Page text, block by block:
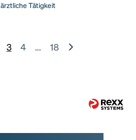
ärztliche Tätigkeit
3 4 ... 18